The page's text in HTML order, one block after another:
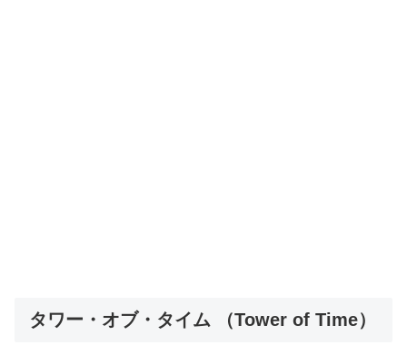
タワー・オブ・タイム （Tower of Time）